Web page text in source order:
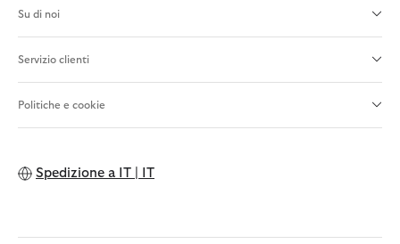
Su di noi
Servizio clienti
Politiche e cookie
Spedizione a IT | IT